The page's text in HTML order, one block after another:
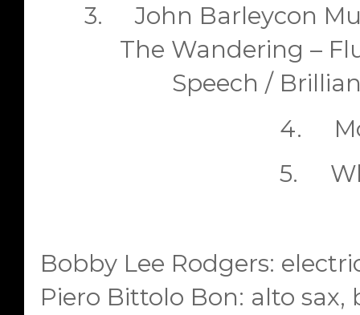
3.
John Barleycon
The Wandering –
Speech /
4.
5.
Bobby Lee Rodgers:
Piero Bittolo Bon: alto